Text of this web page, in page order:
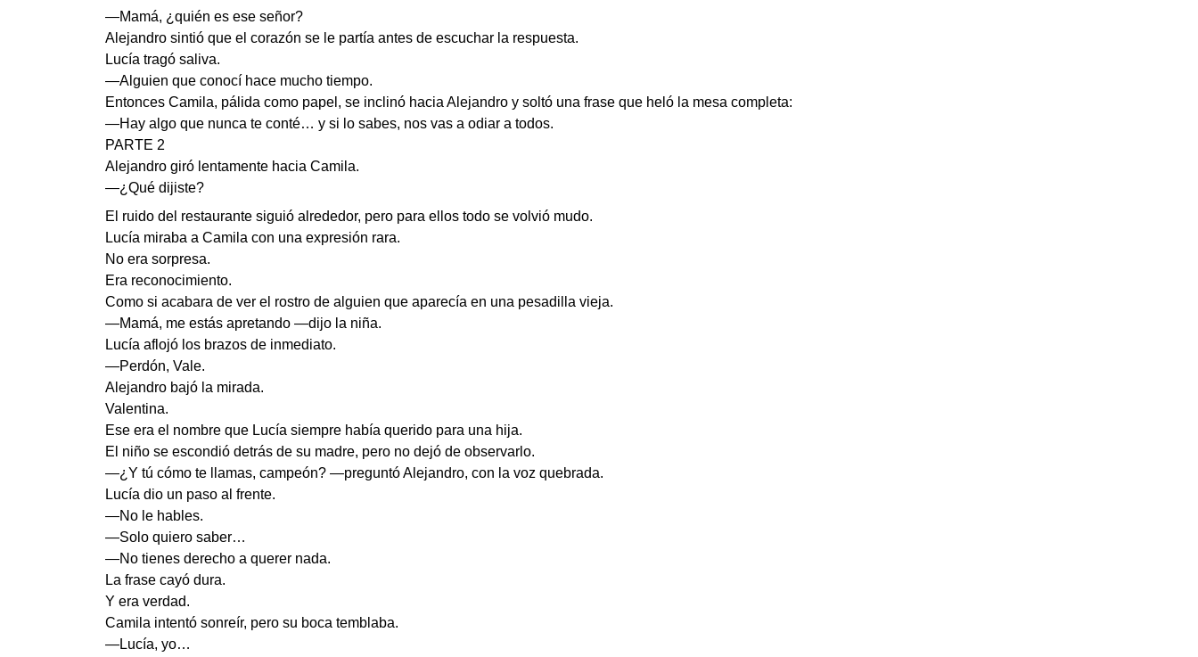
—Mamá, ¿quién es ese señor?
Alejandro sintió que el corazón se le partía antes de escuchar la respuesta.
Lucía tragó saliva.
—Alguien que conocí hace mucho tiempo.
Entonces Camila, pálida como papel, se inclinó hacia Alejandro y soltó una frase que heló la mesa completa:
—Hay algo que nunca te conté… y si lo sabes, nos vas a odiar a todos.
PARTE 2
Alejandro giró lentamente hacia Camila.
—¿Qué dijiste?
El ruido del restaurante siguió alrededor, pero para ellos todo se volvió mudo.
Lucía miraba a Camila con una expresión rara.
No era sorpresa.
Era reconocimiento.
Como si acabara de ver el rostro de alguien que aparecía en una pesadilla vieja.
—Mamá, me estás apretando —dijo la niña.
Lucía aflojó los brazos de inmediato.
—Perdón, Vale.
Alejandro bajó la mirada.
Valentina.
Ese era el nombre que Lucía siempre había querido para una hija.
El niño se escondió detrás de su madre, pero no dejó de observarlo.
—¿Y tú cómo te llamas, campeón? —preguntó Alejandro, con la voz quebrada.
Lucía dio un paso al frente.
—No le hables.
—Solo quiero saber…
—No tienes derecho a querer nada.
La frase cayó dura.
Y era verdad.
Camila intentó sonreír, pero su boca temblaba.
—Lucía, yo…